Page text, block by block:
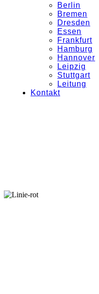
Berlin
Bremen
Dresden
Essen
Frankfurt
Hamburg
Hannover
Leipzig
Stuttgart
Leitung
Kontakt